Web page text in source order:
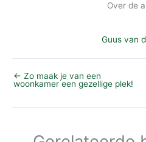
Over de
Guus van
← Zo maak je van een
woonkamer een gezellige plek!